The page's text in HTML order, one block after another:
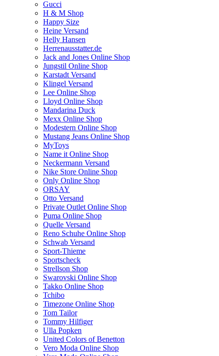
Gucci
H & M Shop
Happy Size
Heine Versand
Helly Hansen
Herrenausstatter.de
Jack and Jones Online Shop
Jungstil Online Shop
Karstadt Versand
Klingel Versand
Lee Online Shop
Lloyd Online Shop
Mandarina Duck
Mexx Online Shop
Modestern Online Shop
Mustang Jeans Online Shop
MyToys
Name it Online Shop
Neckermann Versand
Nike Store Online Shop
Only Online Shop
ORSAY
Otto Versand
Private Outlet Online Shop
Puma Online Shop
Quelle Versand
Reno Schuhe Online Shop
Schwab Versand
Sport-Thieme
Sportscheck
Strellson Shop
Swarovski Online Shop
Takko Online Shop
Tchibo
Timezone Online Shop
Tom Tailor
Tommy Hilfiger
Ulla Popken
United Colors of Benetton
Vero Moda Online Shop